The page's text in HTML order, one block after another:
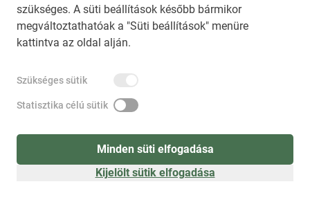
szükséges. A süti beállítások később bármikor
megváltoztathatóak a "Süti beállítások" menüre
kattintva az oldal alján.
Szükséges sütik
Statisztika célú sütik
Minden süti elfogadása
Kijelölt sütik elfogadása